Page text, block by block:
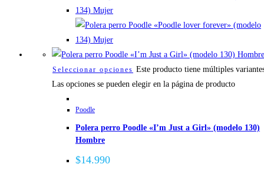
Seleccionar opciones Este producto tiene múltiples
Las opciones se pueden elegir en la página de producto
Poodle
Polera perro Poodle «I’m Just a Girl» (modelo 130)
Hombre
$14.990